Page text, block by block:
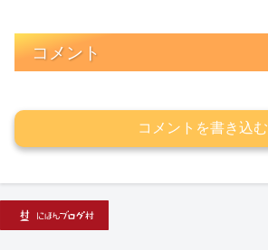
コメント
コメントを書き込む